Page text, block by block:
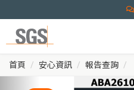
首頁 安心資訊 報告查詢